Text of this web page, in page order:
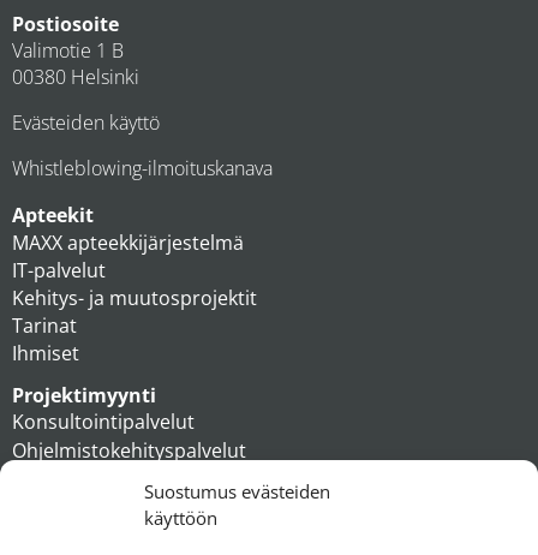
Suostumus evästeiden
käyttöön
Postiosoite
Valimotie 1 B
00380 Helsinki
Evästeiden käyttö
Whistleblowing-ilmoituskanava
Apteekit
MAXX apteekkijärjestelmä
IT-palvelut
Kehitys- ja muutosprojektit
Tarinat
Ihmiset
Projektimyynti
Konsultointipalvelut
Ohjelmistokehityspalvelut